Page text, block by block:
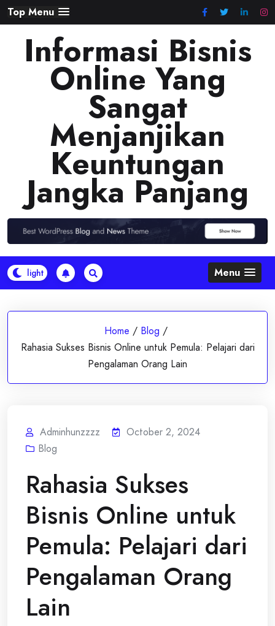
Skip
to
content
Top Menu
Informasi Bisnis
Online Yang
Sangat
Menjanjikan
Keuntungan
Jangka Panjang
Menu
Home / Blog /
Rahasia Sukses Bisnis Online untuk Pemula: Pelajari dari
Pengalaman Orang Lain
Adminhunzzzz
October 2, 2024
Blog
Rahasia Sukses
Bisnis Online untuk
Pemula: Pelajari dari
Pengalaman Orang
Lain